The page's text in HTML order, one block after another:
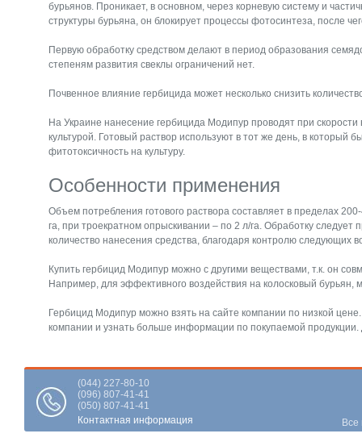
бурьянов. Проникает, в основном, через корневую систему и
структуры бурьяна, он блокирует процессы фотосинтеза, после
Первую обработку средством делают в период образования
степеням развития свеклы ограничений нет.
Почвенное влияние гербицида может несколько снизить
На Украине нанесение гербицида Модипур проводят при
культурой. Готовый раствор используют в тот же день, в
фитотоксичность на культуру.
Особенности применения
Объем потребления готового раствора составляет в пределах
га, при троекратном опрыскивании – по 2 л/га. Обработку
количество нанесения средства, благодаря контролю следующих
Купить гербицид Модипур можно с другими веществами, т.к. он
Например, для эффективного воздействия на колосковый
Гербицид Модипур можно взять на сайте компании по низкой
компании и узнать больше информации по покупаемой
(044) 227-80-10
(096) 807-41-41
(050) 807-41-41
Контактная информация